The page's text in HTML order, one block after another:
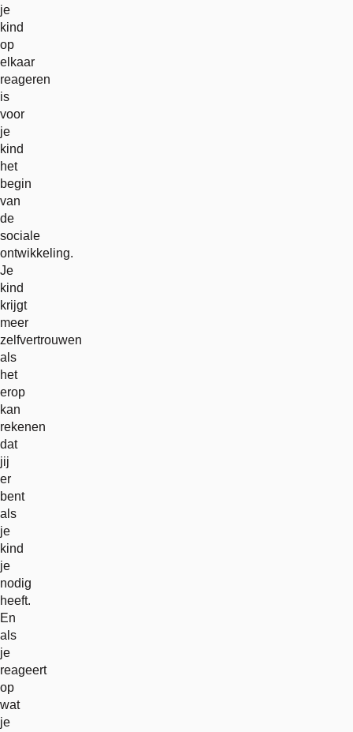
je
kind
op
elkaar
reageren
is
voor
je
kind
het
begin
van
de
sociale
ontwikkeling.
Je
kind
krijgt
meer
zelfvertrouwen
als
het
erop
kan
rekenen
dat
jij
er
bent
als
je
kind
je
nodig
heeft.
En
als
je
reageert
op
wat
je